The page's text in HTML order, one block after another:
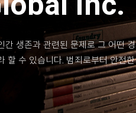
간 생존과 관련된 문제로 그 어떤
할 수 있습니다. 범죄로부터 안전